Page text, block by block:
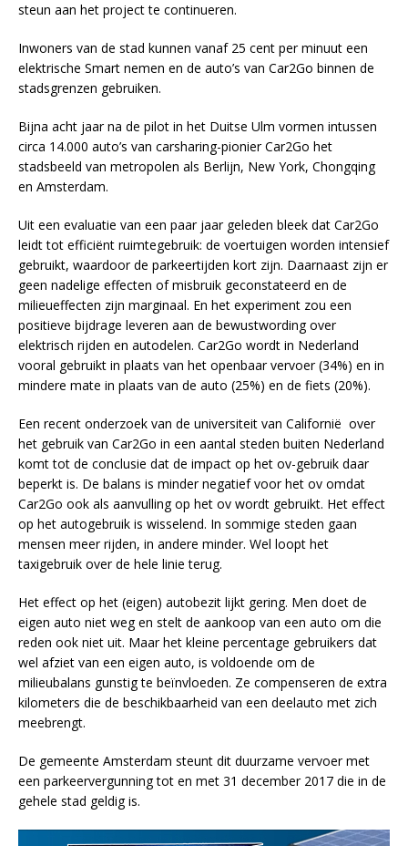
steun aan het project te continueren.
Inwoners van de stad kunnen vanaf 25 cent per minuut een
elektrische Smart nemen en de auto’s van Car2Go binnen de
stadsgrenzen gebruiken.
Bijna acht jaar na de pilot in het Duitse Ulm vormen intussen
circa 14.000 auto’s van carsharing-pionier Car2Go het
stadsbeeld van metropolen als Berlijn, New York, Chongqing
en Amsterdam.
Uit een evaluatie van een paar jaar geleden bleek dat Car2Go
leidt tot efficiënt ruimtegebruik: de voertuigen worden intensief
gebruikt, waardoor de parkeertijden kort zijn. Daarnaast zijn er
geen nadelige effecten of misbruik geconstateerd en de
milieueffecten zijn marginaal. En het experiment zou een
positieve bijdrage leveren aan de bewustwording over
elektrisch rijden en autodelen. Car2Go wordt in Nederland
vooral gebruikt in plaats van het openbaar vervoer (34%) en in
mindere mate in plaats van de auto (25%) en de fiets (20%).
Een recent onderzoek van de universiteit van Californië over
het gebruik van Car2Go in een aantal steden buiten Nederland
komt tot de conclusie dat de impact op het ov-gebruik daar
beperkt is. De balans is minder negatief voor het ov omdat
Car2Go ook als aanvulling op het ov wordt gebruikt. Het effect
op het autogebruik is wisselend. In sommige steden gaan
mensen meer rijden, in andere minder. Wel loopt het
taxigebruik over de hele linie terug.
Het effect op het (eigen) autobezit lijkt gering. Men doet de
eigen auto niet weg en stelt de aankoop van een auto om die
reden ook niet uit. Maar het kleine percentage gebruikers dat
wel afziet van een eigen auto, is voldoende om de
milieubalans gunstig te beïnvloeden. Ze compenseren de extra
kilometers die de beschikbaarheid van een deelauto met zich
meebrengt.
De gemeente Amsterdam steunt dit duurzame vervoer met
een parkeervergunning tot en met 31 december 2017 die in de
gehele stad geldig is.